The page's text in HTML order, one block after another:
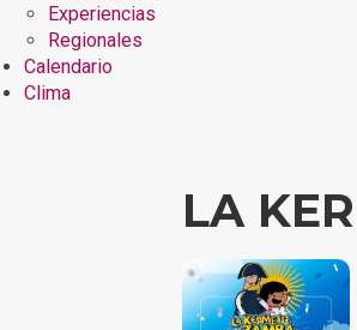
Experiencias
Regionales
Calendario
Clima
LA